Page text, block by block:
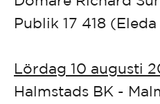
Publik 17 418
Lördag 10 augusti
Halmstads BK -